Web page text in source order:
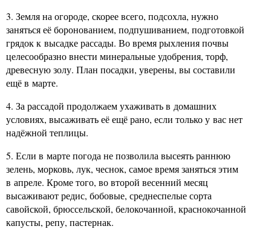
3. Земля на огороде, скорее всего, подсохла, нужно
заняться её боронованием, подпушиванием, подготовкой
грядок к высадке рассады. Во время рыхления почвы
целесообразно внести минеральные удобрения, торф,
древесную золу. План посадки, уверены, вы составили
ещё в марте.
4. За рассадой продолжаем ухаживать в домашних
условиях, высаживать её ещё рано, если только у вас нет
надёжной теплицы.
5. Если в марте погода не позволила высеять раннюю
зелень, морковь, лук, чеснок, самое время заняться этим
в апреле. Кроме того, во второй весенний месяц
высаживают редис, бобовые, среднеспелые сорта
савойской, брюссельской, белокочанной, краснокочанной
капусты, репу, пастернак.